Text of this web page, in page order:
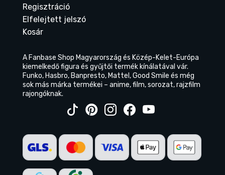
Regisztráció
Elfelejtett jelszó
Kosár
A Fanbase Shop Magyarország és Közép-Kelet-Európa
kiemelkedő figura és gyűjtői termék kínálatával vár.
Funko, Hasbro, Banpresto, Mattel, Good Smile és még
sok más márka termékei – anime, film, sorozat, rajzfilm
rajongóknak.